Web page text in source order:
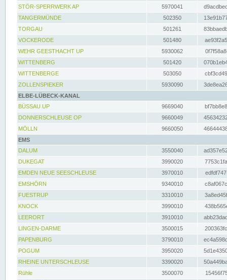
STÖR-SPERRWERK AP 5970041
TANGERMÜNDE
502350
TORGAU
501261
VOCKERODE
501480
WEHR GEESTHACHT UP
5930062
WITTENBERG
501420
WITTENBERGE
503050
ZOLLENSPIEKER
5930090
ELBE-LÜBECK-KANAL
BÜSSAU UP
9669040
DONNERSCHLEUSE OP
9660049
MÖLLN
9660050
EMS
DALUM
3550040
DUKEGAT
3990020
EMDEN NEUE SEESCHLEUSE
3970010
EMSHÖRN
9340010
FUESTRUP
3310010
KNOCK
3990010
LEERORT
3910010
LINGEN-DARME
3500015
PAPENBURG
3790010
POGUM
3950020
RHEINE UNTERSCHLEUSE
3390020
Rühle
3500070